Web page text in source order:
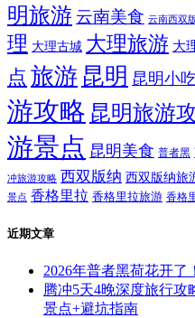
明旅游 云南美食 云南西双
理 大理古城 大理旅游 大
点 旅游 昆明 昆明小
游攻略 昆明旅游
游景点 昆明美食 普者黑
冲旅游攻略 西双版纳 西双版纳旅
景点 香格里拉 香格里拉旅游 香格
近期文章
2026年普者黑荷花开了
腾冲5天4晚深度旅行攻
景点+避坑指南